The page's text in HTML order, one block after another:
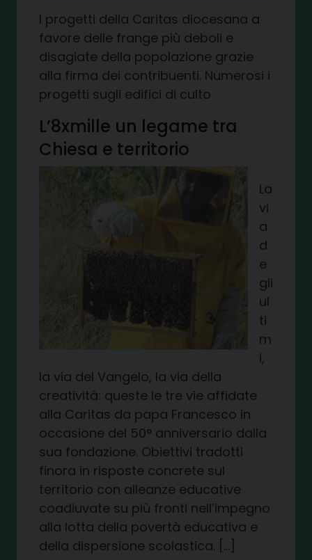
I progetti della Caritas diocesana a
favore delle frange più deboli e
disagiate della popolazione grazie
alla firma dei contribuenti. Numerosi i
progetti sugli edifici di culto
L’8xmille un legame tra
Chiesa e territorio
La
vi
a
d
e
gli
ul
ti
m
i,
la via del Vangelo, la via della
creatività: queste le tre vie affidate
alla Caritas da papa Francesco in
occasione del 50° anniversario dalla
sua fondazione. Obiettivi tradotti
finora in risposte concrete sul
territorio con alleanze educative
coadiuvate su più fronti nell’impegno
alla lotta della povertà educativa e
della dispersione scolastica. […]